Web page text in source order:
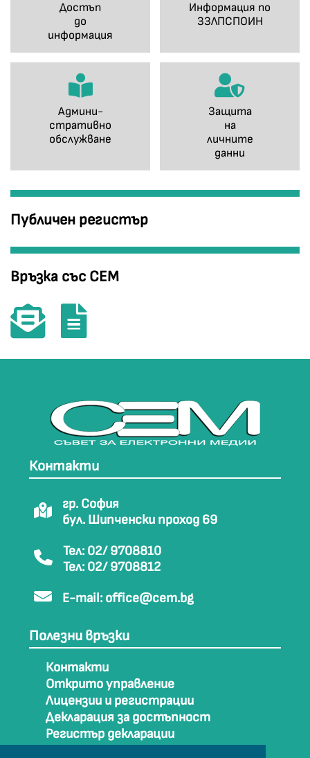
Достъп
до
информация
Информация по
ЗЗЛПСПОИН
Админи-
стративно
обслужване
Защита
на
личните
данни
Публичен регистър
Връзка със СЕМ
Контакти
гр. София
бул. Шипченски проход 69
Тел: 02/ 9708810
Тел: 02/ 9708812
E-mail: office@cem.bg
Полезни връзки
Контакти
Открито управление
Лицензии и регистрации
Декларация за достъпност
Регистър декларации